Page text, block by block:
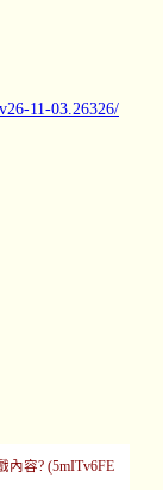
11-03.26326/
內容? (5mITv6FE